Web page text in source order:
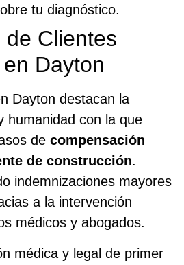
tu diagnóstico.
de Clientes
Dayton
Dayton destacan la
humanidad con la que
de compensación
de construcción.
indemnizaciones mayores
a la intervención
médicos y abogados.
médica y legal de primer